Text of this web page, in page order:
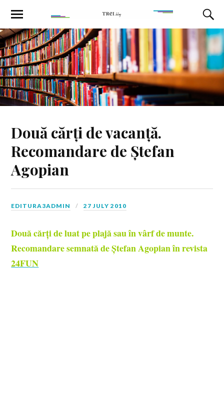
Două cărți de vacanță.
Recomandare de Ștefan
Agopian
EDITURA3ADMIN 27 JULY 2010
Două cărți de luat pe plajă sau în vârf de munte.
Recomandare semnată de Ștefan Agopian în revista
24FUN